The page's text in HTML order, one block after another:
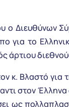
ο Διευθύνων
για το
άρτιου
κ. Βλαστό για
στον
ως